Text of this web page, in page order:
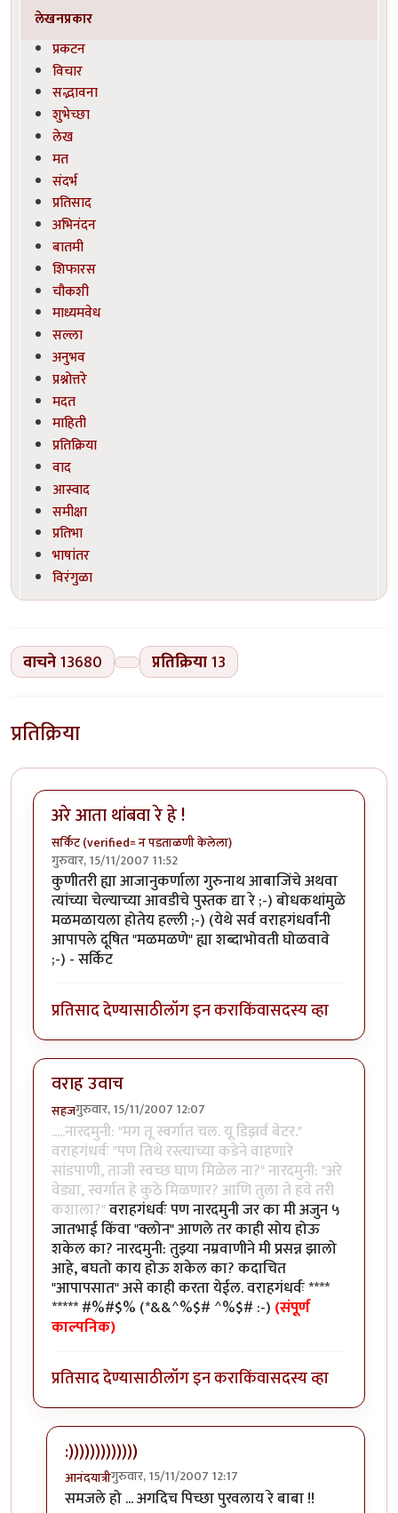
लेखनप्रकार
प्रकटन
विचार
सद्भावना
शुभेच्छा
लेख
मत
संदर्भ
प्रतिसाद
अभिनंदन
बातमी
शिफारस
चौकशी
माध्यमवेध
सल्ला
अनुभव
प्रश्नोत्तरे
मदत
माहिती
प्रतिक्रिया
वाद
आस्वाद
समीक्षा
प्रतिभा
भाषांतर
विरंगुळा
वाचने13680 प्रतिक्रिया13
प्रतिक्रिया
अरे आता थांबवा रे हे !
सर्किट (verified= न पडताळणी केलेला)
गुरुवार, 15/11/2007 11:52
कुणीतरी ह्या आजानुकर्णाला गुरुनाथ आबाजिंचे अथवा
त्यांच्या चेल्याच्या आवडीचे पुस्तक द्या रे ;-) बोधकथांमुळे
मळमळायला होतेय हल्ली ;-) (येथे सर्व वराहगंधर्वांनी
आपापले दूषित "मळमळणे" ह्या शब्दाभोवती घोळवावे
;-) - सर्किट
प्रतिसाद देण्यासाठीलॉग इन कराकिंवासदस्य व्हा
वराह उवाच
सहजगुरुवार, 15/11/2007 12:07
.....नारदमुनी: "मग तू स्वर्गात चल. यू डिझर्व बेटर."
वराहगंधर्वः "पण तिथे रस्त्याच्या कडेने वाहणारे
सांडपाणी, ताजी स्वच्छ घाण मिळेल ना?" नारदमुनी: "अरे
वेड्या, स्वर्गात हे कुठे मिळणार? आणि तुला ते हवे तरी
कशाला?"वराहगंधर्वः पण नारदमुनी जर का मी अजुन ५
जातभाई किंवा "क्लोन" आणले तर काही सोय होऊ
शकेल का? नारदमुनी: तुझ्या नम्रवाणीने मी प्रसन्न झालो
आहे, बघतो काय होऊ शकेल का? कदाचित
"आपापसात" असे काही करता येईल. वराहगंधर्वः ****
***** #%#$% (*&&^%$# ^%$# :-) (संपूर्ण
काल्पनिक)
प्रतिसाद देण्यासाठीलॉग इन कराकिंवासदस्य व्हा
:)))))))))))))
आनंदयात्रीगुरुवार, 15/11/2007 12:17
In reply toवराह उवाचbyसहज
समजले हो ... अगदिच पिच्छा पुरवलाय रे बाबा !!